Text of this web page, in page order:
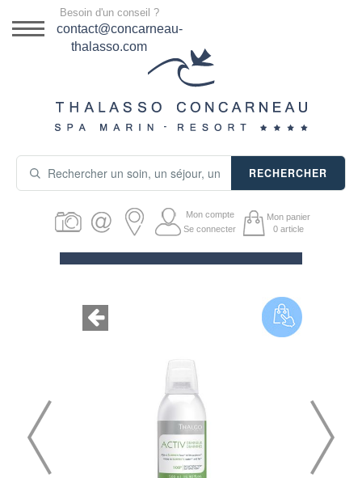
DESTINATION
SÉJOURS THALASSO
PRODUITS COSMÉTIQUES
GUIDE CADEAUX
HÉBERGEMENT
Besoin d'un conseil ?
contact@concarneau-
thalasso.com
RECHERCHER
Mon compte
Se connecter
Mon panier
0 article